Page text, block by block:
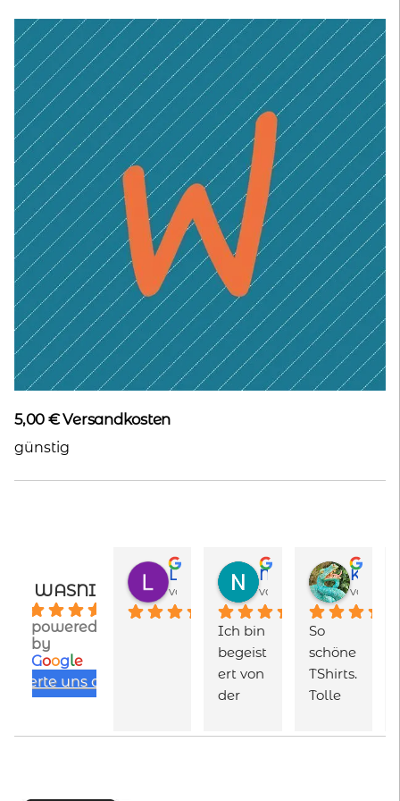
5,00 € Versandkosten
günstig
WASNI
powered
by
Google
uns auf
Lukas
vor 1 Monat vor 2 Monaten
Ich bin
begeist
ert von
der
ät und
Karen Totalmeschugge
vor 2
So
schöne
TShirts.
Tolle
, schön